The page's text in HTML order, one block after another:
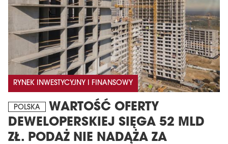
RYNEK INWESTYCYJNY I FINANSOWY
POLSKA
WARTOŚĆ OFERTY
DEWELOPERSKIEJ SIĘGA 52 MLD
ZŁ. PODAŻ NIE NADĄŻA ZA